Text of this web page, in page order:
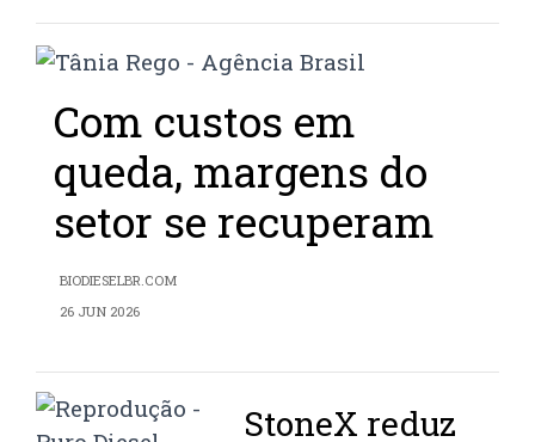
Com custos em
queda, margens do
setor se recuperam
BIODIESELBR.COM
26 JUN 2026
StoneX reduz